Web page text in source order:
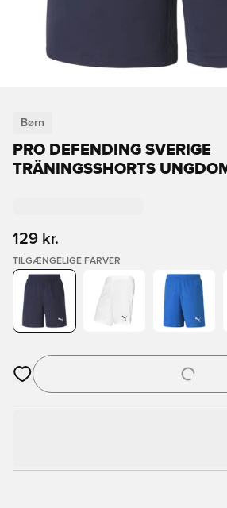
Børn
PRO DEFENDING SVERIGE
TRÄNINGSSHORTS
129 kr.
TILGÆNGELIGE FARVER
Åbner en Modal til at logge ind eller